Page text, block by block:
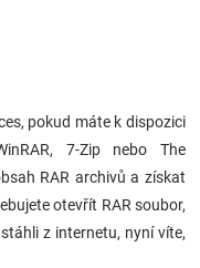
pokud máte k dispozici
7-Zip nebo The
RAR archivů a získat
otevřít RAR soubor,
z internetu, nyní víte,